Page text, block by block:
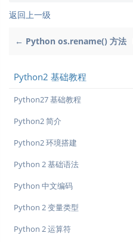
返回上一级
← Python os.rename() 方法
Python2 基础教程
Python27 基础教程
Python2 简介
Python2 环境搭建
Python 2 基础语法
Python 中文编码
Python 2 变量类型
Python 2 运算符